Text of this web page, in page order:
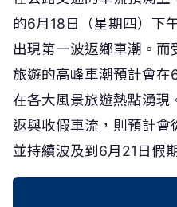
的6月18日（星期四）下
出現第一波返鄉車潮。
旅遊的高峰車潮預計會
在各大風景旅遊熱點湧現
返與收假車流，則預計會
並持續波及到6月21日假